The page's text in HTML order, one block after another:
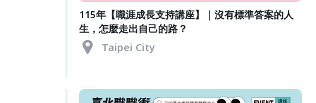
115年【職涯成長支持講座】｜沒有標準答案的人
生，怎麼走出自己的路？
Taipei City